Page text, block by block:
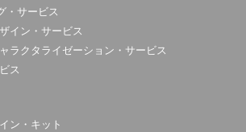
・サービス
イン・サービス
ラクタライゼーション・サービス
ス
ン・キット